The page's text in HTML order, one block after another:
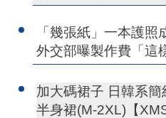
「幾張紙」一本護照
外交部曝製作費「這
加大碼裙子 日韓系
半身裙(M-2XL)【